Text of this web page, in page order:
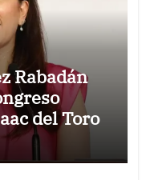
Rabadán
del Toro